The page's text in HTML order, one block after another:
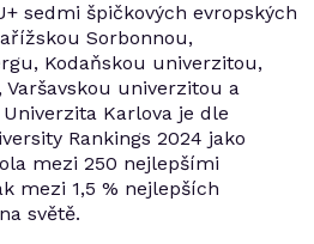
sedmi špičkových evropských
Sorbonnou,
Kodaňskou univerzitou,
univerzitou a
Karlova je dle
Rankings 2024 jako
mezi 250 nejlepšími
mezi 1,5 % nejlepších
světě.